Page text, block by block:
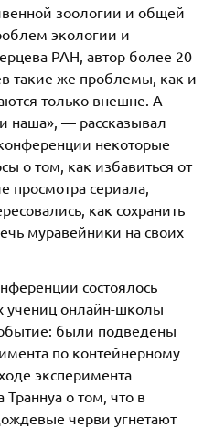
зоологии и общей
экологии и
РАН, автор более 20
такие же проблемы, как и
только внешне. А
наша», — рассказывал
некоторые
о том, как избавиться от
просмотра сериала,
как сохранить
муравейники на своих
состоялось
учениц онлайн-школы
были подведены
по контейнерному
эксперимента
о том, что в
черви угнетают